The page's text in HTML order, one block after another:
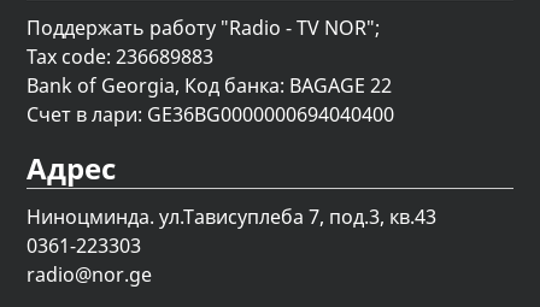
Поддержать работу "Radio - TV NOR";
Tax code: 236689883
Bank of Georgia, Код банка: BAGAGE 22
Счет в лари: GE36BG0000000694040400
Адрес
Ниноцминда. ул.Тависуплеба 7, под.3, кв.43
0361-223303
radio@nor.ge